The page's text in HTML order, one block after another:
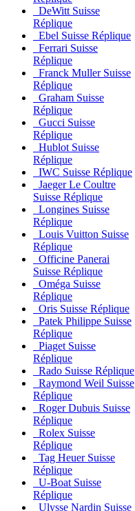
DeWitt Suisse
Réplique
Ebel Suisse Réplique
Ferrari Suisse
Réplique
Franck Muller Suisse
Réplique
Graham Suisse
Réplique
Gucci Suisse
Réplique
Hublot Suisse
Réplique
IWC Suisse Réplique
Jaeger Le Coultre
Suisse Réplique
Longines Suisse
Réplique
Louis Vuitton Suisse
Réplique
Officine Panerai
Suisse Réplique
Oméga Suisse
Réplique
Oris Suisse Réplique
Patek Philippe Suisse
Réplique
Piaget Suisse
Réplique
Rado Suisse Réplique
Raymond Weil Suisse
Réplique
Roger Dubuis Suisse
Réplique
Rolex Suisse
Réplique
Tag Heuer Suisse
Réplique
U-Boat Suisse
Réplique
Ulysse Nardin Suisse